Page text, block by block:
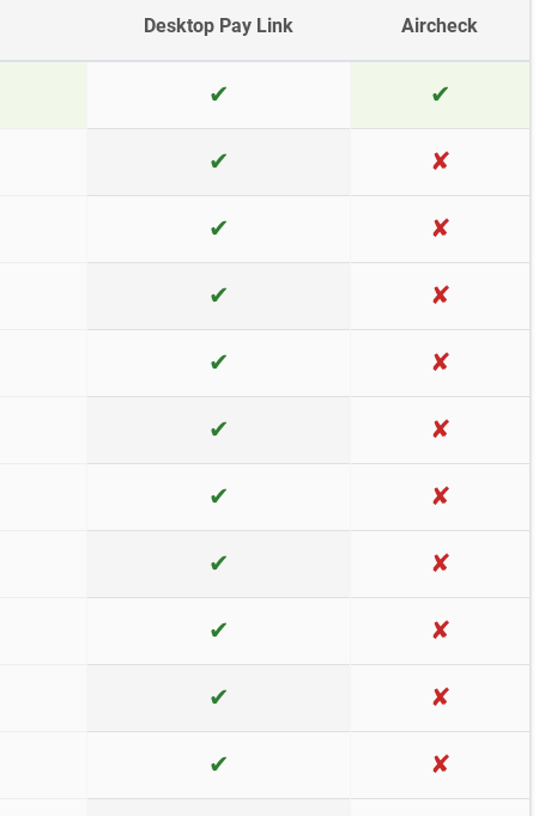
Desktop Pay Link Aircheck
✔ ✔
✔ ✘
✔ ✘
✔ ✘
✔ ✘
✔ ✘
✔ ✘
✔ ✘
✔ ✘
✔ ✘
✔ ✘